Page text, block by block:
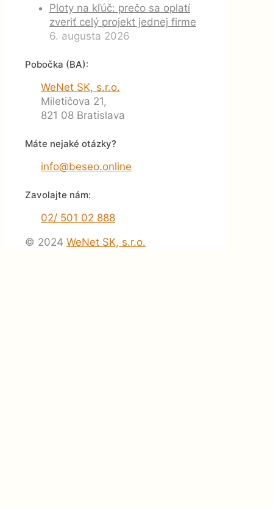
Ploty na kľúč: prečo sa oplatí
zveriť celý projekt jednej firme
6. augusta 2026
Pobočka (BA):
WeNet SK, s.r.o.
Miletičova 21,
821 08 Bratislava
Máte nejaké otázky?
info@beseo.online
Zavolajte nám:
02/ 501 02 888
© 2024 WeNet SK, s.r.o.